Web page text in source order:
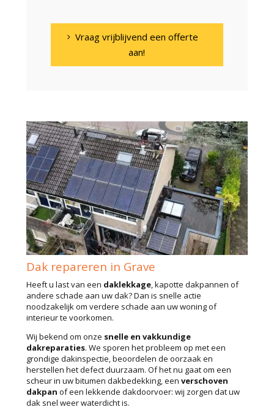
Vraag vrijblijvend een offerte
aan!
Dak repareren in Grave
Heeft u last van een daklekkage, kapotte dakpannen of
andere schade aan uw dak? Dan is snelle actie
noodzakelijk om verdere schade aan uw woning of
interieur te voorkomen.
Wij bekend om onze snelle en vakkundige
dakreparaties. We sporen het probleem op met een
grondige dakinspectie, beoordelen de oorzaak en
herstellen het defect duurzaam. Of het nu gaat om een
scheur in uw bitumen dakbedekking, een verschoven
dakpan of een lekkende dakdoorvoer: wij zorgen dat uw
dak snel weer waterdicht is.